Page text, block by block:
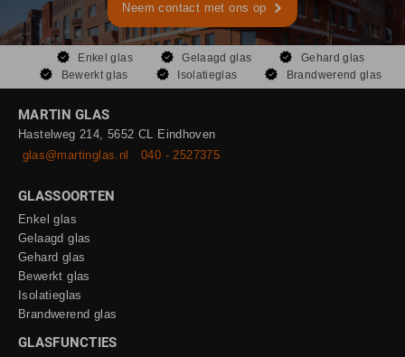
Neem contact met ons op
Enkel glas Gelaagd glas
Gehard glas
Bewerkt glas
Isolatieglas Brandwerend glas
MARTIN GLAS
Hastelweg 214, 5652 CL Eindhoven
glas@martinglas.nl
040 - 2527375
GLASSOORTEN
Enkel glas
Gelaagd glas
Gehard glas
Bewerkt glas
Isolatieglas
Brandwerend glas
GLASFUNCTIES